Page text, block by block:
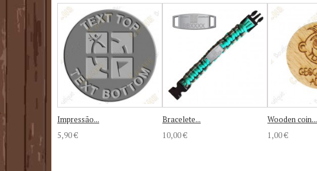
Impressão...
5,90 €
Bracelete...
10,00 €
Wooden coin...
1,00 €